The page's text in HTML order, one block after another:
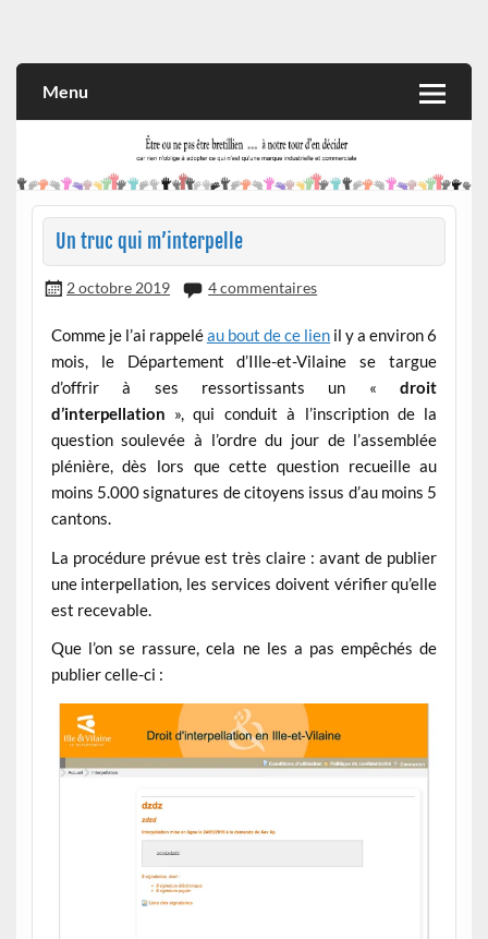
et commerciale
Menu
Un truc qui m’interpelle
2 octobre 2019 4 commentaires
Comme je l’ai rappeléau bout de ce lien il y a environ 6
mois, le Département d’Ille-et-Vilaine se targue
d’offrir à ses ressortissants un «droit
d’interpellation », qui conduit à l’inscription de la
question soulevée à l’ordre du jour de l’assemblée
plénière, dès lors que cette question recueille au
moins 5.000 signatures de citoyens issus d’au moins 5
cantons.
La procédure prévue est très claire : avant de publier
une interpellation, les services doivent vérifier qu’elle
est recevable.
Que l’on se rassure, cela ne les a pas empêchés de
publier celle-ci :